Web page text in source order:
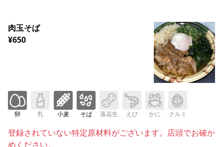
肉玉そば
¥650
卵 乳 小麦 そば 落花生 えび かに クルミ
登録されていない特定原材料がございます。店頭でお確か
めください。